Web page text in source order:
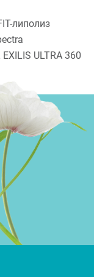
липолиз
ULTRA 360